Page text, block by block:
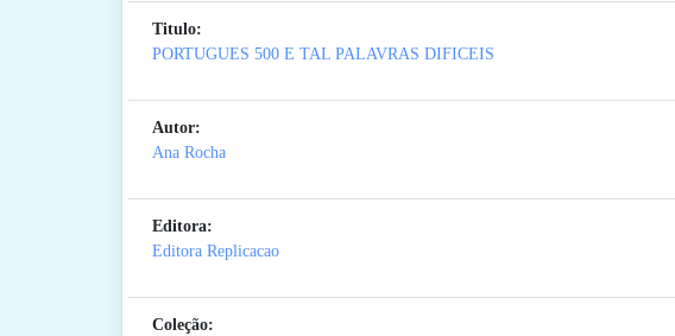
Titulo:
PORTUGUES 500 E TAL PALAVRAS DIFICEIS
Autor:
Ana Rocha
Editora:
Editora Replicacao
Coleção: